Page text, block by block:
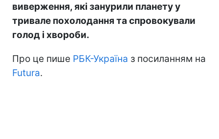
виверження, які занурили планету у
тривале похолодання та спровокували
голод і хвороби.
Про це пише РБК-Україна з посиланням на
Futura.